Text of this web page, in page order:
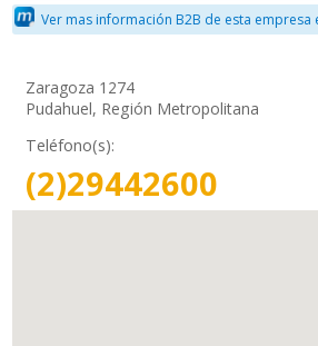
Ver mas información B2B de esta empresa
Zaragoza 1274
Pudahuel, Región Metropolitana
Teléfono(s):
(2)29442600